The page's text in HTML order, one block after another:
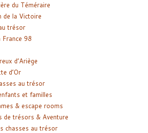
du Téméraire
de la Victoire
trésor
France 98
d’Ariège
d’Or
au trésor
et familles
& escape rooms
de trésors & Aventure
chasses au trésor